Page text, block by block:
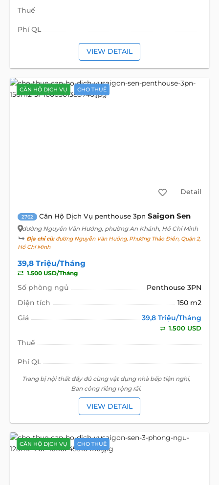
Thuế
Phí QL
VIEW DETAIL
CĂN HỘ DỊCH VỤ CHO THUÊ
Detail
2762 Căn Hộ Dịch Vụ penthouse 3pn Saigon Sen
đường Nguyễn Văn Hưởng, phường An Khánh, Hồ Chí Minh
Địa chỉ cũ:đường Nguyễn Văn Hưởng, Phường Thảo Điền, Quận 2,
Hồ Chí Minh
39,8 Triệu/Tháng
1.500 USD/Tháng
Số phòng ngủ
Penthouse 3PN
Diện tích
150 m2
Giá
39,8 Triệu/Tháng
1.500 USD
Thuế
Phí QL
Trang bị nội thất đầy đủ cùng vật dụng nhà bếp tiện nghi,
Ban công riêng rộng rãi.
VIEW DETAIL
CĂN HỘ DỊCH VỤ CHO THUÊ